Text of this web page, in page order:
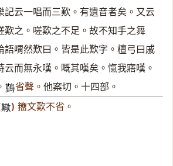
記云一唱而三歎。有遺音者矣。又云
歎之。嗟歎之不足。故不知手之舞
語喟然歎曰。皆是此歎字。檀弓曰戚
而無永嘆。嘅其嘆矣。愾我寤嘆。
𪅀 省聲。 他案切。十四部。
𣥁 ) 籒文歎不省。